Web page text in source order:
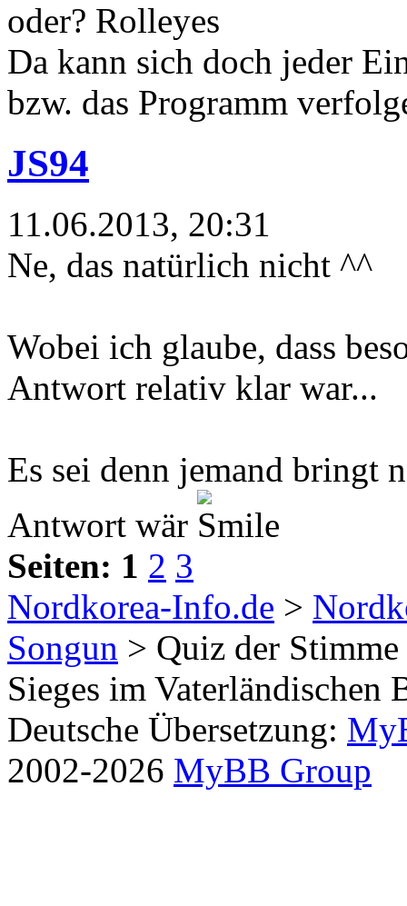
oder?
Da kann sich doch jeder
bzw. das Programm
JS94
11.06.2013, 20:31
Ne, das natürlich nicht ^^
Wobei ich glaube, dass
Antwort relativ klar war...
Es sei denn jemand bringt
Antwort wär
Seiten: 1 2 3
Nordkorea-Info.de >
Songun > Quiz der Stimme
Sieges im Vaterländischen
Deutsche Übersetzung:
2002-2026 MyBB Group